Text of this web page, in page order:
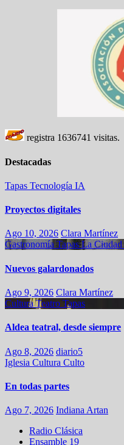
registra 1636741 visitas.
Destacadas
Tapas Tecnología IA
Proyectos digitales
Ago 10, 2026 Clara Martínez
GastronomíaTapasLa Ciudad
Nuevos galardonados
Ago 9, 2026 Clara Martínez
CulturaTeatro Tapas
Aldea teatral, desde siempre
Ago 8, 2026 diario5
Iglesia Cultura Culto
En todas partes
Ago 7, 2026 Indiana Artan
Radio Clásica
Ensamble 19